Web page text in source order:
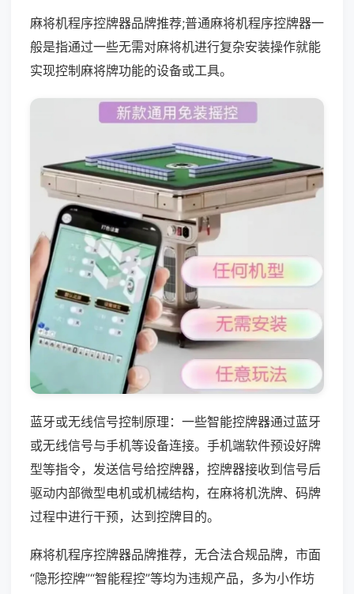
麻将机程序控牌器品牌推荐;普通麻将机程序控牌器一
般是指通过一些无需对麻将机进行复杂安装操作就能
实现控制麻将牌功能的设备或工具。
蓝牙或无线信号控制原理：一些智能控牌器通过蓝牙
或无线信号与手机等设备连接。手机端软件预设好牌
型等指令，发送信号给控牌器，控牌器接收到信号后
驱动内部微型电机或机械结构，在麻将机洗牌、码牌
过程中进行干预，达到控牌目的。
麻将机程序控牌器品牌推荐，无合法合规品牌，市面
“隐形控牌”“智能程控”等均为违规产品，多为小作坊